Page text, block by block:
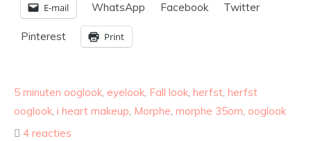
E-mail WhatsApp Facebook Twitter
Pinterest Print
5 minuten ooglook, eyelook, Fall look, herfst, herfst
ooglook, i heart makeup, Morphe, morphe 35om, ooglook
4 reacties